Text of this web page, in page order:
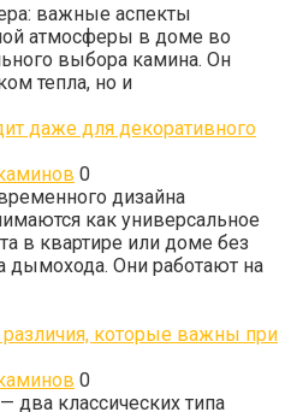
важные аспекты
атмосферы в доме во
выбора камина. Он
тепла, но и
даже для декоративного
0
дизайна
как универсальное
в квартире или доме без
дымохода. Они работают на
различия, которые важны при
0
два классических типа